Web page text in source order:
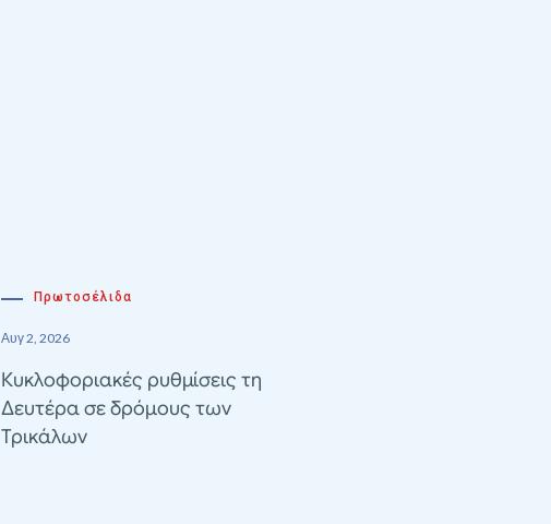
Πρωτοσέλιδα
Αυγ 2, 2026
Κυκλοφοριακές ρυθμίσεις τη
Δευτέρα σε δρόμους των
Τρικάλων